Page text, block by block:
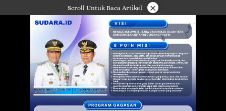
ke
Scroll Untuk Baca Artikel ×